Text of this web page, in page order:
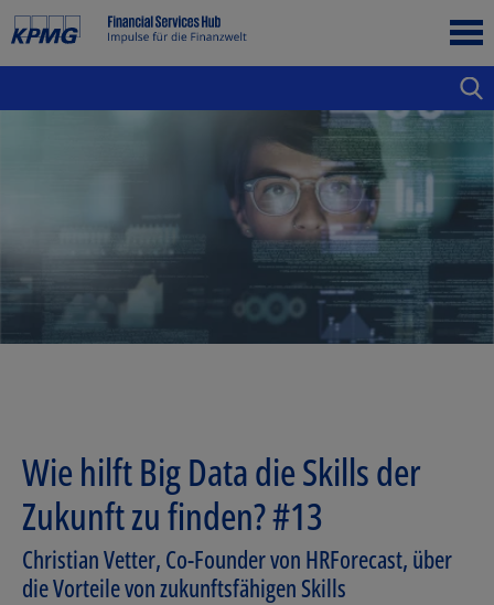
Wie hilft Big Data die Skills der
Zukunft zu finden? #13
Christian Vetter, Co-Founder von HRForecast, über
die Vorteile von zukunftsfähigen Skills